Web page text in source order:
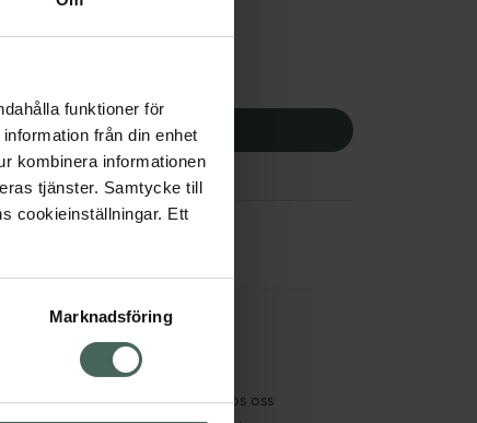
funktioner för
från din enhet
kombinera informationen
tjänster. Samtycke till
cookieinställningar. Ett
Marknadsföring
kr
ditt recept
och läkemedel
Jobba hos oss